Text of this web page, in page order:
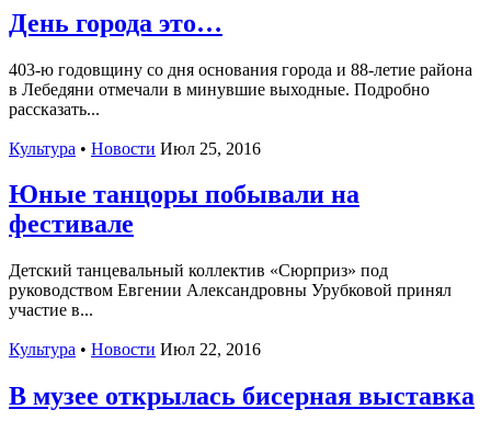
День города это…
403-ю годовщину со дня основания города и 88-летие района
в Лебедяни отмечали в минувшие выходные. Подробно
рассказать...
Культура • Новости Июл 25, 2016
Юные танцоры побывали на
фестивале
Детский танцевальный коллектив «Сюрприз» под
руководством Евгении Александровны Урубковой принял
участие в...
Культура • Новости Июл 22, 2016
В музее открылась бисерная выставка